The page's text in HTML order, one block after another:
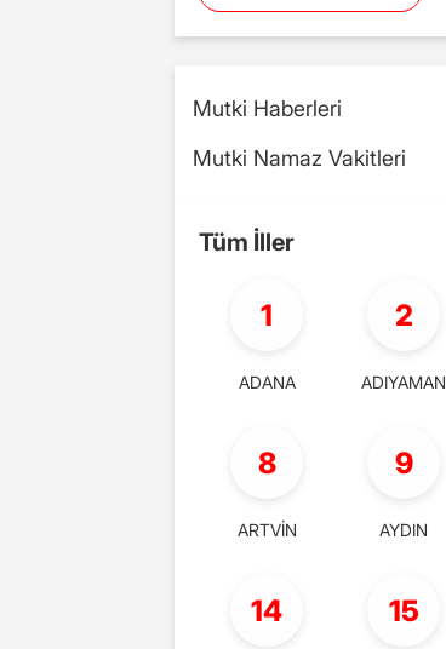
Mutki Haberleri
Mutki Namaz Vakitleri
Tüm İller
1
ADANA
2
ADIYAMAN
8
ARTVİN
9
AYDIN
14 15